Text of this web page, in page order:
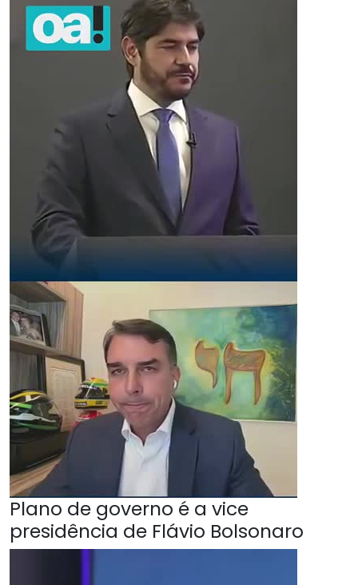
Plano de governo é a vice
presidência de Flávio Bolsonaro